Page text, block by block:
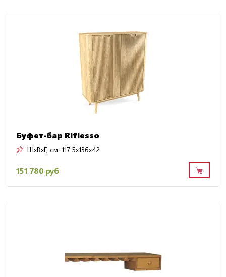
Буфет-бар Riflesso
ШxВxГ, см: 117.5x136x42
151 780 руб